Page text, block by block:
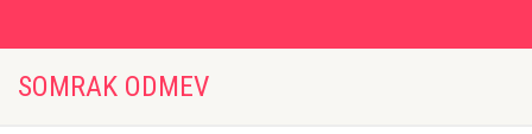
SOMRAK ODMEV